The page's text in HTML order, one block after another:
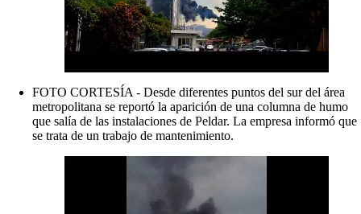
FOTO CORTESÍA - Desde diferentes puntos del sur del área
metropolitana se reportó la aparición de una columna de humo
que salía de las instalaciones de Peldar. La empresa informó que
se trata de un trabajo de mantenimiento.